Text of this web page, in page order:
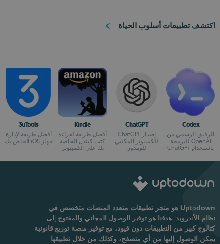
اكتشف تطبيقات أسلوب الحياة
Codex
الرفيق الرسمي من
OpenAI للبرمجة
باستخدام ChatGPT
ChatGPT
إصدار ChatGPT
للكمبيوتر المكتبي
للويندوز
Kindle
أفضل طريقة لقراءة
كتب كيندل الخاصة
بك على الكمبيوتر
3uTools
أفضل طريقة لإدارة
جهاز iOS الخاص بك
Uptodown هو متجر تطبيقات متعدد المنصات متخصص في
نظام الأندرويد. هدفنا هو توفير الوصول المجاني والمفتوح إلى
كتالوج كبير من التطبيقات دون قيود، مع توفير منصة توزيع قانونية
يمكن الوصول إليها من أي متصفح، وكذلك من خلال تطبيقها